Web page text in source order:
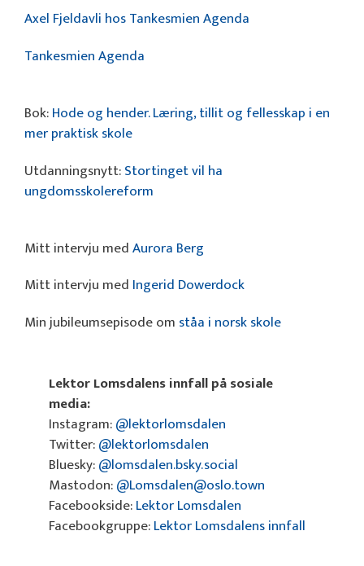
Axel Fjeldavli hos Tankesmien Agenda
Tankesmien Agenda
Bok:Hode og hender. Læring, tillit og fellesskap i en
mer praktisk skole
Utdanningsnytt:Stortinget vil ha
ungdomsskolereform
Mitt intervju medAurora Berg
Mitt intervju med Ingerid Dowerdock
Min jubileumsepisode om ståa i norsk skole
Lektor Lomsdalens innfall på sosiale
media:
Instagram:@lektorlomsdalen
Twitter:@lektorlomsdalen
Bluesky:@lomsdalen.bsky.social
Mastodon:@Lomsdalen@oslo.town
Facebookside:Lektor Lomsdalen
Facebookgruppe:Lektor Lomsdalens innfall